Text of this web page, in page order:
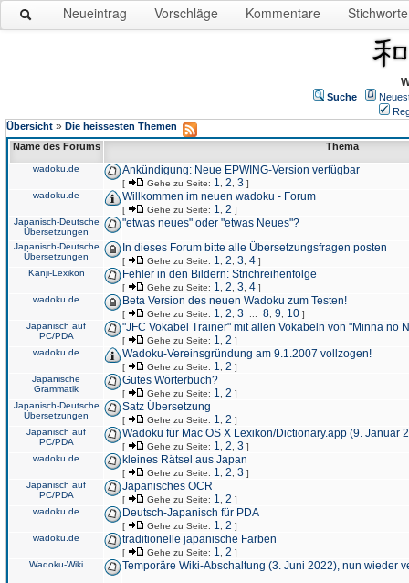
Neueintrag Vorschläge Kommentare Stichworte
Suche
Übersicht » Die heissesten Themen
Name des Forums
Thema
wadoku.de Ankündigung: Neue EPWING-Version verfügbar
[ Gehe zu Seite: 1 2 3 ]
wadoku.de
Willkommen im neuen wadoku - Forum
[ Gehe zu Seite: 1 2 ]
Japanisch-Deutsche
Übersetzungen
"etwas neues" oder "etwas Neues"?
Japanisch-Deutsche
Übersetzungen
In dieses Forum bitte alle Übersetzungsfragen posten
[ Gehe zu Seite: 1 2 3 4 ]
Kanji-Lexikon
Fehler in den Bildern: Strichreihenfolge
[ Gehe zu Seite: 1 2 3 4 ]
wadoku.de
Beta Version des neuen Wadoku zum Testen!
[ Gehe zu Seite: 1 2 3 8 9 10 ]
Japanisch auf
PC/PDA
"JFC Vokabel Trainer" mit allen Vokabeln von "Minna no
[ Gehe zu Seite: 1 2 ]
wadoku.de
Wadoku-Vereinsgründung am 9.1.2007 vollzogen!
[ Gehe zu Seite: 1 2 ]
Japanische
Grammatik
Gutes Wörterbuch?
[ Gehe zu Seite: 1 2 ]
Japanisch-Deutsche
Übersetzungen
Satz Übersetzung
[ Gehe zu Seite: 1 2 ]
Japanisch auf
PC/PDA
Wadoku für Mac OS X Lexikon/Dictionary.app (9. Januar
[ Gehe zu Seite: 1 2 3 ]
wadoku.de
kleines Rätsel aus Japan
[ Gehe zu Seite: 1 2 3 ]
Japanisch auf
PC/PDA
Japanisches OCR
[ Gehe zu Seite: 1 2 ]
wadoku.de
Deutsch-Japanisch für PDA
[ Gehe zu Seite: 1 2 ]
wadoku.de
traditionelle japanische Farben
[ Gehe zu Seite: 1 2 ]
Wadoku-Wiki
Temporäre Wiki-Abschaltung (3. Juni 2022), nun wieder